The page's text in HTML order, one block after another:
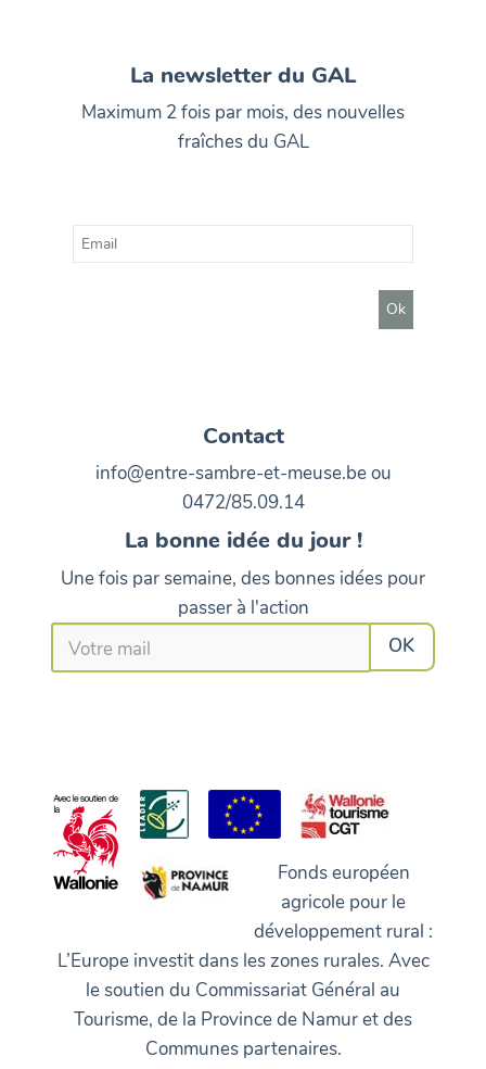
La newsletter du GAL
Maximum 2 fois par mois, des nouvelles
fraîches du GAL
Contact
info@entre-sambre-et-meuse.be ou
0472/85.09.14
La bonne idée du jour !
Une fois par semaine, des bonnes idées pour
passer à l'action
Fonds européen
agricole pour le
développement rural :
L’Europe investit dans les zones rurales. Avec
le soutien du Commissariat Général au
Tourisme, de la Province de Namur et des
Communes partenaires.